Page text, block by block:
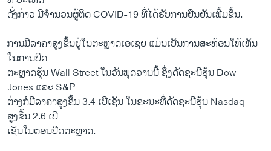
ດັ່ງກ່າວ ມີຈຳນວນຜູ້ຕິດ COVID-19 ທີ່ໄດ້ຮັບການຢືນຢັນເພີ້ມຂຶ້ນ.
ການມີລາຄາສູງຂຶ້ນຢູ່ໃນຕະຫຼາດເອເຊຍ ແມ່ນເປັນການສະທ້ອນໃຫ້ເຫັນ
ໃນການປິດ
ຕະຫຼາດຮຸ້ນ Wall Street ໃນວັນພຸດວານນີ້ ຊຶ່ງດັດຊະນີຮຸ້ນ Dow
Jones ແລະ S&P
ຕ່າງກໍມີລາຄາສູງຂຶ້ນ 3.4 ເປີເຊັນ ໃນຂະນະທີ່ດັດຊະນີຮຸ້ນ Nasdaq
ສູງຂຶ້ນ 2.6 ເປີ
ເຊັນໃນຕອນປິດຕະຫຼາດ.